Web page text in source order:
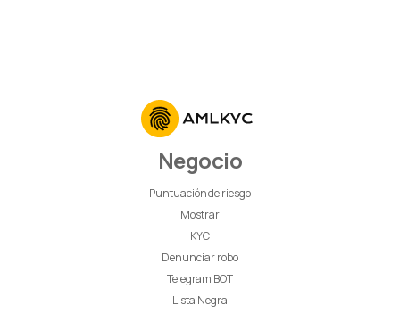
Negocio
Puntuación de riesgo
Mostrar
KYC
Denunciar robo
Telegram BOT
Lista Negra